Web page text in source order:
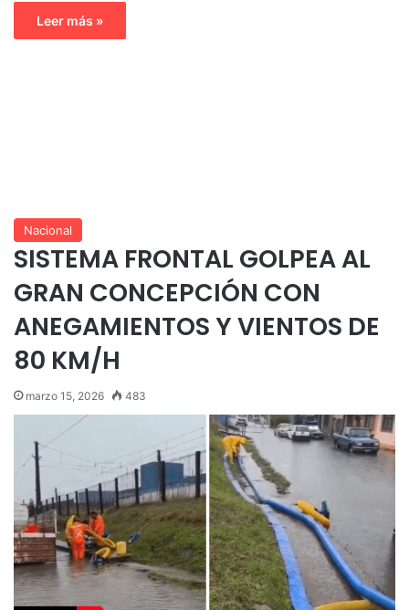
Leer más »
Nacional
SISTEMA FRONTAL GOLPEA AL
GRAN CONCEPCIÓN CON
ANEGAMIENTOS Y VIENTOS DE
80 KM/H
marzo 15, 2026 483